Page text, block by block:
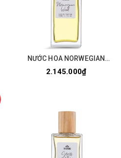
NƯỚC HOA NORWEGIAN
WOOD 50ML
2.145.000₫